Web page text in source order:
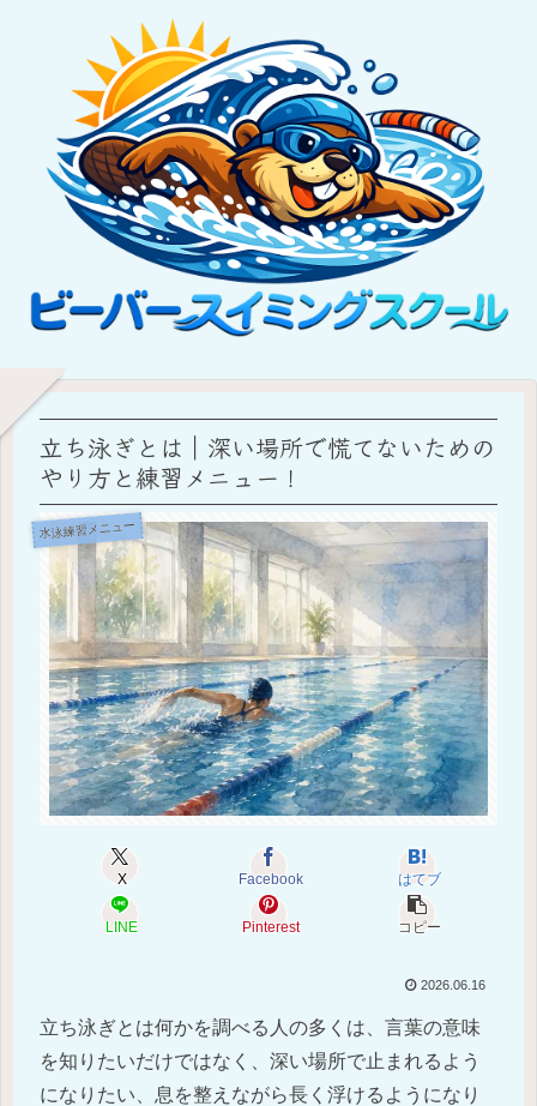
立ち泳ぎとは｜深い場所で慌てないための
やり方と練習メニュー！
水泳練習メニュー
X Facebook はてブ
LINE Pinterest コピー
2026.06.16
立ち泳ぎとは何かを調べる人の多くは、言葉の意味
を知りたいだけではなく、深い場所で止まれるよう
になりたい、息を整えながら長く浮けるようになり